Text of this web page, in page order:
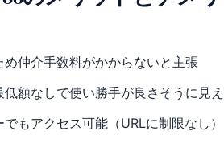
め仲介手数料がかからないと主張
低額なしで使い勝手が良さそうに見
もアクセス可能（URLに制限なし）